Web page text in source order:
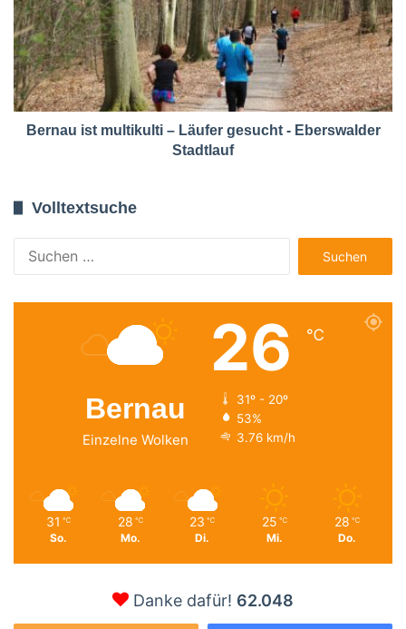
Bernau ist multikulti – Läufer gesucht - Eberswalder
Stadtlauf
Volltextsuche
nach:
Bernau
Einzelne Wolken
26 ℃
31º - 20º
53%
3.76 km/h
31 ℃
So.
28 ℃
Mo.
23 ℃
Di.
25 ℃
Mi.
28 ℃
Do.
Danke dafür! 62.048